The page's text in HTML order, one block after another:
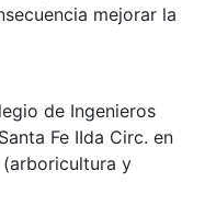
mejorar la
de Ingenieros
Fe IIda Circ. en
y